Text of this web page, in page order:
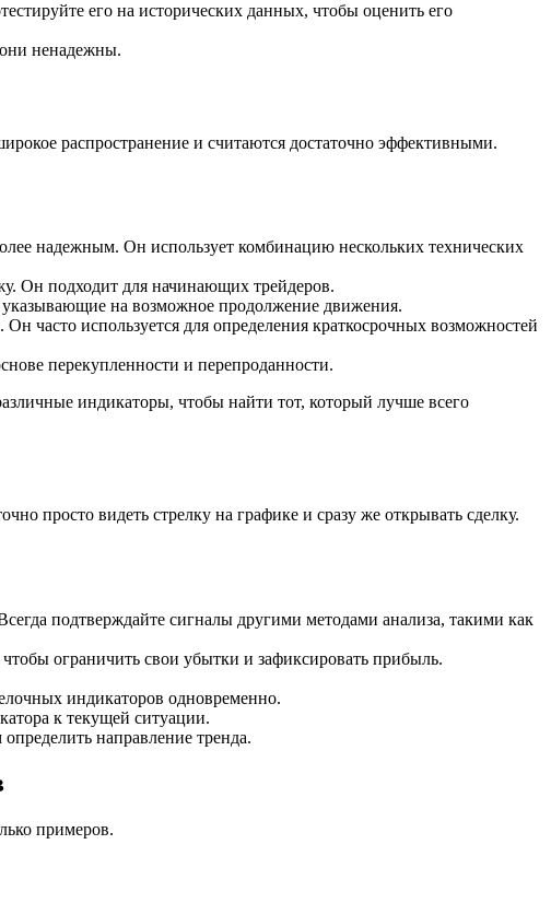
его на исторических данных, чтобы оценить его
они ненадежны.
распространение и считаются достаточно эффективными.
надежным. Он использует комбинацию нескольких технических
Он подходит для начинающих трейдеров.
указывающие на возможное продолжение движения.
часто используется для определения краткосрочных возможностей
перекупленности и перепроданности.
индикаторы, чтобы найти тот, который лучше всего
просто видеть стрелку на графике и сразу же открывать сделку.
подтверждайте сигналы другими методами анализа, такими как
ограничить свои убытки и зафиксировать прибыль.
индикаторов одновременно.
к текущей ситуации.
направление тренда.
примеров.